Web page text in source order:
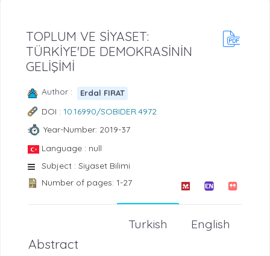
TOPLUM VE SİYASET:
TÜRKİYE'DE DEMOKRASİNİN
GELİŞİMİ
Author : Erdal FIRAT
DOI : 10.16990/SOBIDER.4972
Year-Number: 2019-37
Language : null
Subject : Siyaset Bilimi
Number of pages: 1-27
English
Turkish
Abstract